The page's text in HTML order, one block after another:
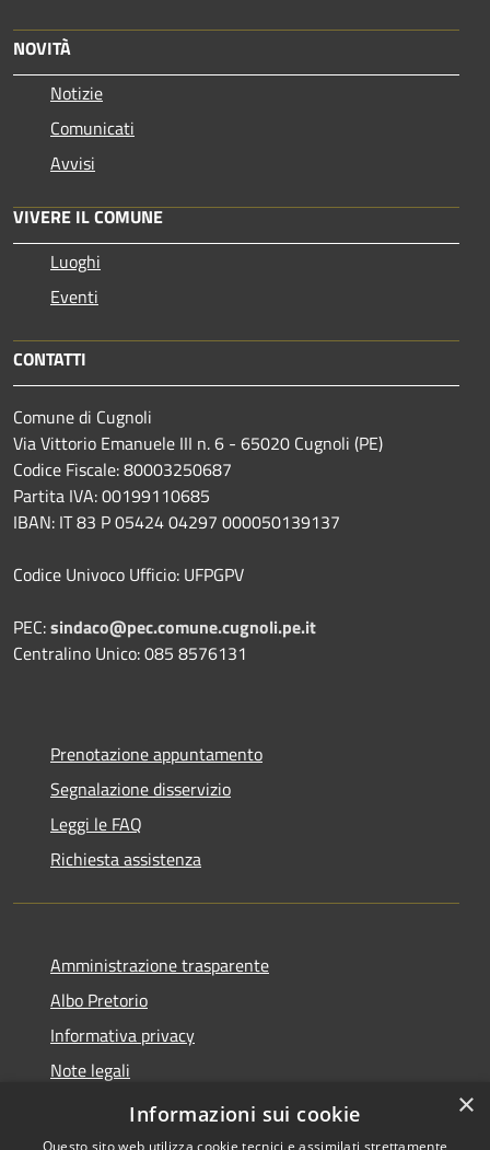
NOVITÀ
Notizie
Comunicati
Avvisi
VIVERE IL COMUNE
Luoghi
Eventi
CONTATTI
Comune di Cugnoli
Via Vittorio Emanuele III n. 6 - 65020 Cugnoli (PE)
Codice Fiscale: 80003250687
Partita IVA: 00199110685
IBAN: IT 83 P 05424 04297 000050139137
Codice Univoco Ufficio: UFPGPV
PEC:sindaco@pec.comune.cugnoli.pe.it
Centralino Unico: 085 8576131
Prenotazione appuntamento
Segnalazione disservizio
Leggi le FAQ
Richiesta assistenza
Amministrazione trasparente
Albo Pretorio
Informativa privacy
Note legali
Dichiarazione di accessibilità
×
Informazioni sui cookie
Questo sito web utilizza cookie tecnici e assimilati strettamente